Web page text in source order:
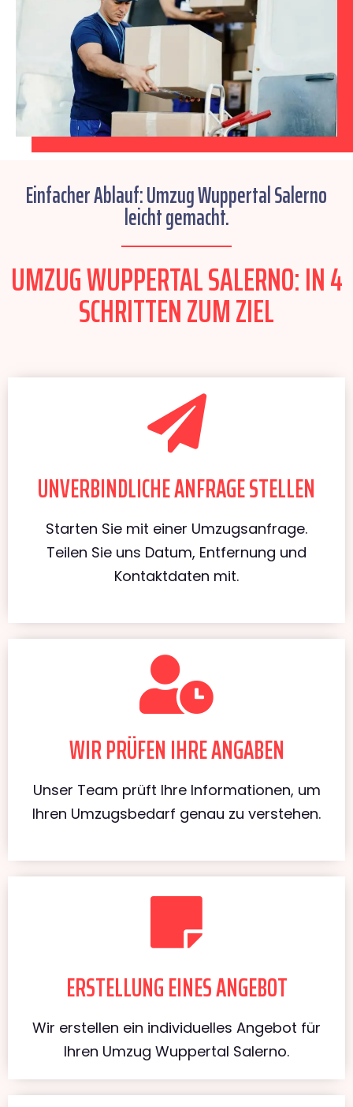
Einfacher Ablauf: Umzug Wuppertal Salerno
leicht gemacht.
UMZUG WUPPERTAL SALERNO: IN 4
SCHRITTEN ZUM ZIEL
UNVERBINDLICHE ANFRAGE STELLEN
Starten Sie mit einer Umzugsanfrage.
Teilen Sie uns Datum, Entfernung und
Kontaktdaten mit.
WIR PRÜFEN IHRE ANGABEN
Unser Team prüft Ihre Informationen, um
Ihren Umzugsbedarf genau zu verstehen.
ERSTELLUNG EINES ANGEBOT
Wir erstellen ein individuelles Angebot für
Ihren Umzug Wuppertal Salerno.